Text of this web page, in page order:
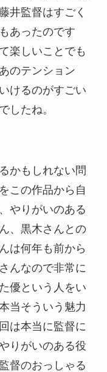
井監督はすごく
あったのです
楽しいことでも
のテンション
けるのがすごい
したね。
かもしれない問
この作品から自
やりがいのある
、黒木さんとの
は何年も前から
んなので非常に
優という人をい
当そういう魅力
は本当に監督に
りがいのある役
督のおっしゃる